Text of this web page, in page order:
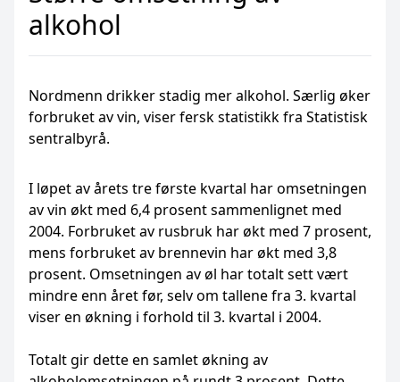
alkohol
Nordmenn drikker stadig mer alkohol. Særlig øker
forbruket av vin, viser fersk statistikk fra Statistisk
sentralbyrå.
I løpet av årets tre første kvartal har omsetningen
av vin økt med 6,4 prosent sammenlignet med
2004. Forbruket av rusbruk har økt med 7 prosent,
mens forbruket av brennevin har økt med 3,8
prosent. Omsetningen av øl har totalt sett vært
mindre enn året før, selv om tallene fra 3. kvartal
viser en økning i forhold til 3. kvartal i 2004.
Totalt gir dette en samlet økning av